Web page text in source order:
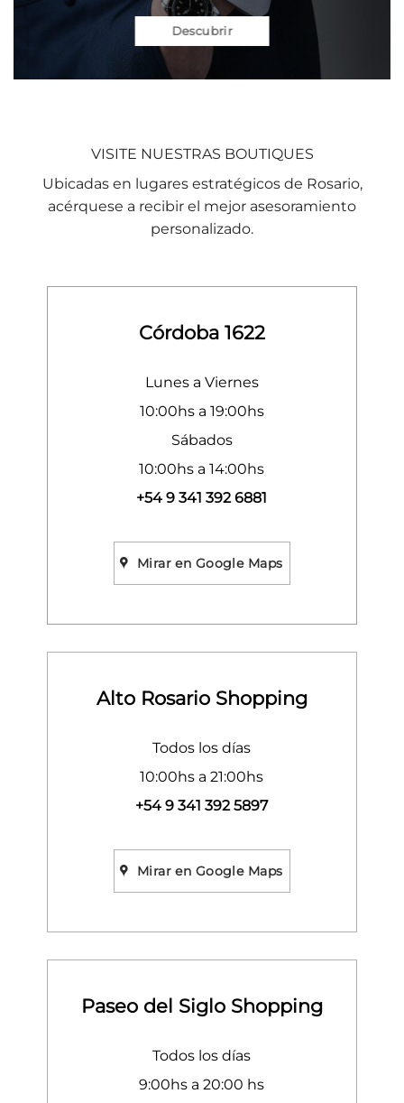
Descubrir
VISITE NUESTRAS BOUTIQUES
Ubicadas en lugares estratégicos de Rosario,
acérquese a recibir el mejor asesoramiento
personalizado.
Córdoba 1622
Lunes a Viernes
10:00hs a 19:00hs
Sábados
10:00hs a 14:00hs
+54 9 341 392 6881
Mirar en Google Maps
Alto Rosario Shopping
Todos los días
10:00hs a 21:00hs
+54 9 341 392 5897
Mirar en Google Maps
Paseo del Siglo Shopping
Todos los días
9:00hs a 20:00 hs